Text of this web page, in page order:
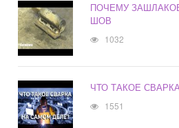
ПОЧЕМУ
ШОВ
1032
ЧТО ТАКОЕ
1551